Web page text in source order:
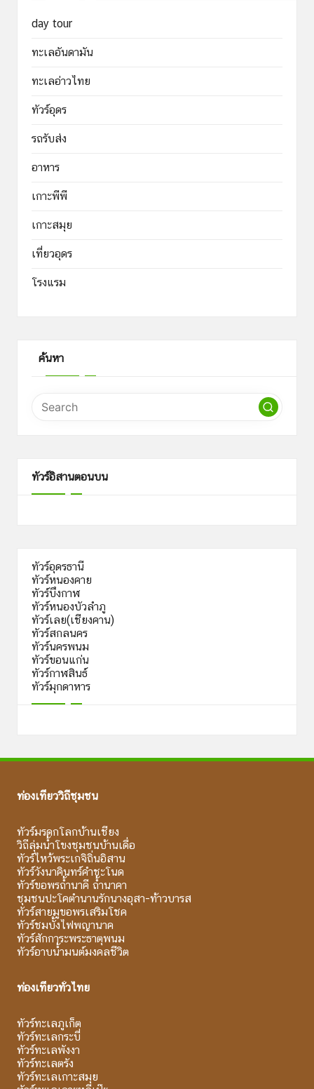
day tour
ทะเลอันดามัน
ทะเลอ่าวไทย
ทัวร์อุดร
รถรับส่ง
อาหาร
เกาะพีพี
เกาะสมุย
เที่ยวอุดร
โรงแรม
ค้นหา
ทัวร์อิสานตอนบน
ทัวร์อุดรธานี
ทัวร์หนองคาย
ทัวร์บึงกาฬ
ทัวร์หนองบัวลำภู
ทัวร์เลย(เชียงคาน)
ทัวร์สกลนคร
ทัวร์นครพนม
ทัวร์ขอนแก่น
ทัวร์กาฬสินธ์
ทัวร์มุกดาหาร
ท่องเที่ยววิถีชุมชน
ทัวร์มรดกโลกบ้านเชียง
วิถีลุ่มน้ำโขงชุมชนบ้านเดื่อ
ทัวร์ไหว้พระเกจิถิ่นอิสาน
ทัวร์วังนาคินทร์คำชะโนด
ทัวร์ขอพรถ้ำนาคี ถ้ำนาคา
ชุมชนปะโคตำนานรักนางอุสา-ท้าวบารส
ทัวร์สายมูขอพรเสริมโชค
ทัวร์ชมบั้งไฟพญานาค
ทัวร์สักการะพระธาตุพนม
ทัวร์อาบน้ำมนต์มงคลชีวิต
ท่องเที่ยวทั่วไทย
ทัวร์ทะเลภูเก็ต
ทัวร์ทะเลกระบี่
ทัวร์ทะเลพังงา
ทัวร์ทะเลตรัง
ทัวร์ทะเลเกาะสมุย